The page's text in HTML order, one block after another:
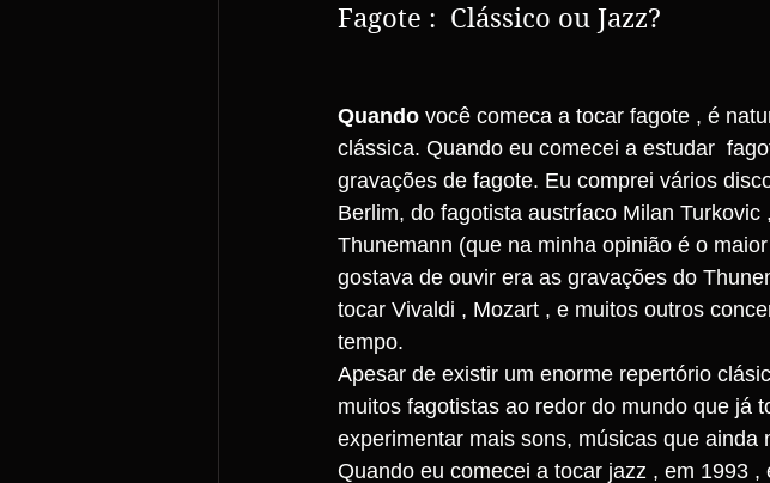
Fagote :  Clássico ou Jazz?
Quando você comeca a tocar fagote , é
clássica. Quando eu comecei a estudar
gravações de fagote. Eu comprei vários
Berlim, do fagotista austríaco Milan
Thunemann (que na minha opinião é o
gostava de ouvir era as gravações do
tocar Vivaldi , Mozart , e muitos outros
tempo.
Apesar de existir um enorme repertório
muitos fagotistas ao redor do mundo que já
experimentar mais sons, músicas que
Quando eu comecei a tocar jazz , em 1993